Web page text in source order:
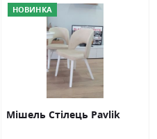
НОВИНКА
Мішель Стілець Pavlik